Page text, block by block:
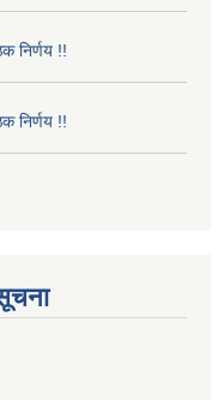
निर्णय !!
निर्णय !!